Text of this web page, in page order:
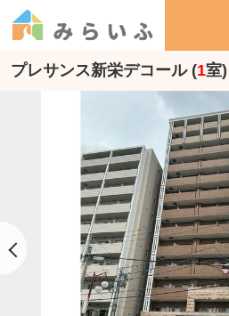
プレサンス新栄デコール (1室)